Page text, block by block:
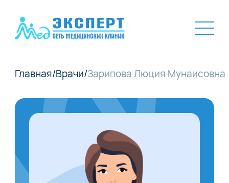
Главная/Врачи/Зарипова Люция Мунаисовна